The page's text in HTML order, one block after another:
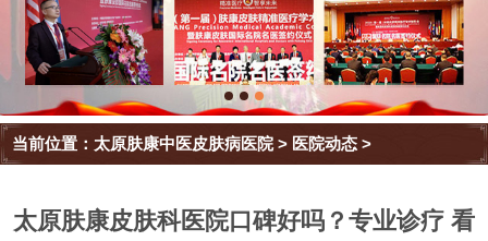
当前位置： 太原肤康中医皮肤病医院> 医院动态 >
太原肤康皮肤科医院口碑好吗？专业诊疗 看